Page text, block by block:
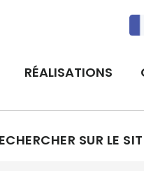
RÉALISATIONS
SUR LE